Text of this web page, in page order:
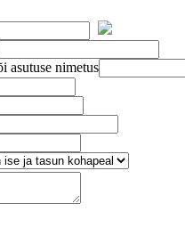
asutuse nimetus